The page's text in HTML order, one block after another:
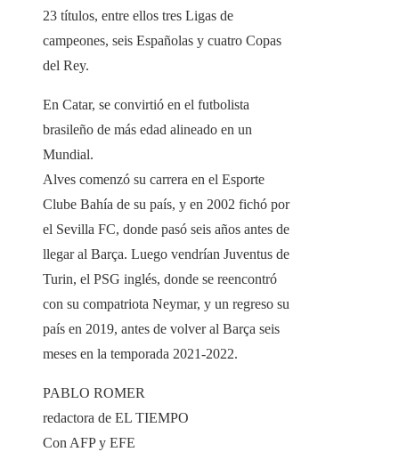
23 títulos, entre ellos tres Ligas de
campeones, seis Españolas y cuatro Copas
del Rey.
En Catar, se convirtió en el futbolista
brasileño de más edad alineado en un
Mundial.
Alves comenzó su carrera en el Esporte
Clube Bahía de su país, y en 2002 fichó por
el Sevilla FC, donde pasó seis años antes de
llegar al Barça. Luego vendrían Juventus de
Turin, el PSG inglés, donde se reencontró
con su compatriota Neymar, y un regreso su
país en 2019, antes de volver al Barça seis
meses en la temporada 2021-2022.
PABLO ROMER
redactora de EL TIEMPO
Con AFP y EFE